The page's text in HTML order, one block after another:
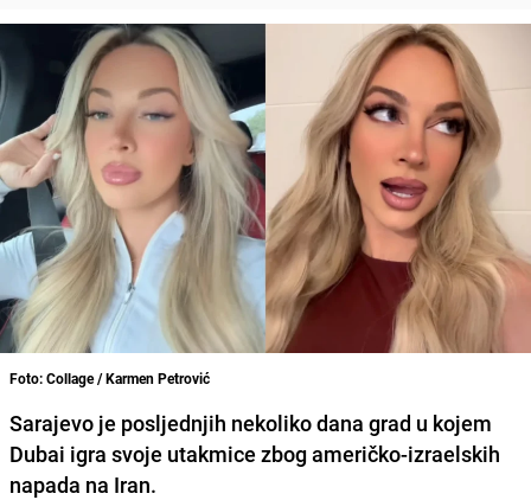
Foto: Collage / Karmen Petrović
Sarajevo je posljednjih nekoliko dana grad u kojem
Dubai igra svoje utakmice zbog američko-izraelskih
napada na Iran.